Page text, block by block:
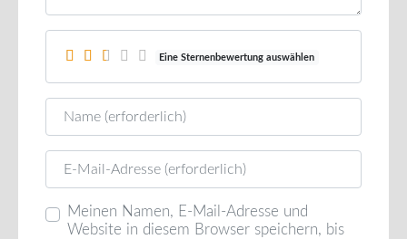
Eine Sternenbewertung auswählen
Name
E-Mail
Meinen Namen, E-Mail-Adresse und
Website in diesem Browser speichern, bis